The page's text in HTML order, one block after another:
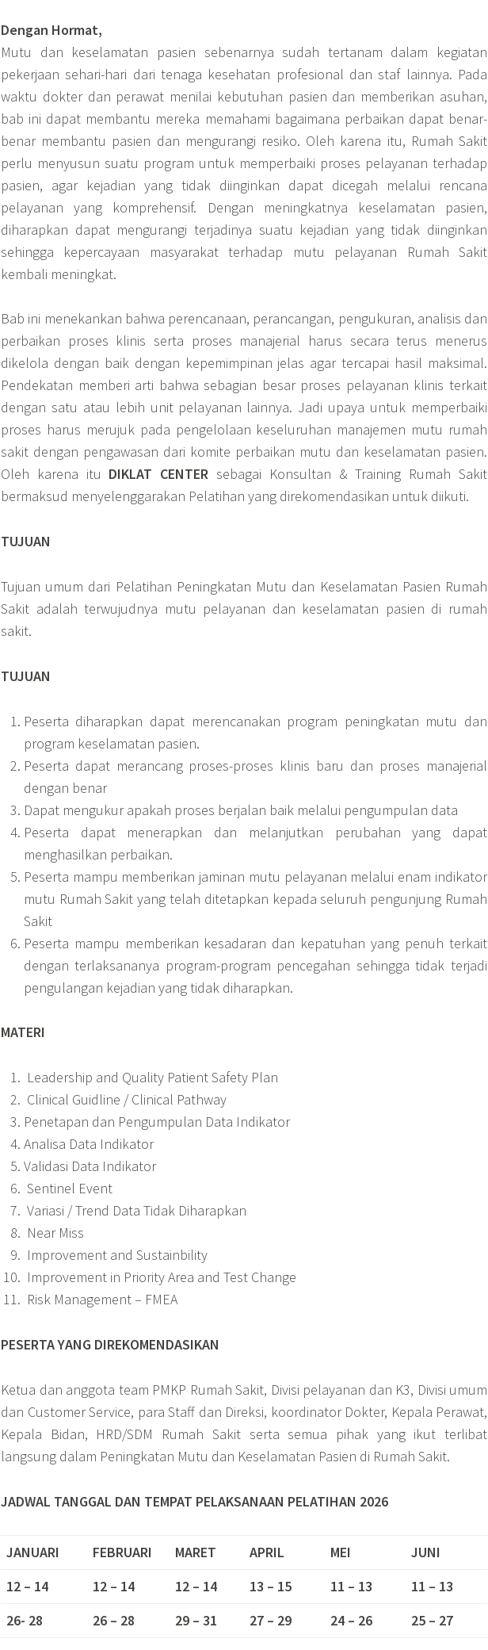
Dengan Hormat,
Mutu dan keselamatan pasien sebenarnya sudah tertanam dalam kegiatan
pekerjaan sehari-hari dari tenaga kesehatan profesional dan staf lainnya. Pada
waktu dokter dan perawat menilai kebutuhan pasien dan memberikan asuhan,
bab ini dapat membantu mereka memahami bagaimana perbaikan dapat benar-
benar membantu pasien dan mengurangi resiko. Oleh karena itu, Rumah Sakit
perlu menyusun suatu program untuk memperbaiki proses pelayanan terhadap
pasien, agar kejadian yang tidak diinginkan dapat dicegah melalui rencana
pelayanan yang komprehensif. Dengan meningkatnya keselamatan pasien,
diharapkan dapat mengurangi terjadinya suatu kejadian yang tidak diinginkan
sehingga kepercayaan masyarakat terhadap mutu pelayanan Rumah Sakit
kembali meningkat.
Bab ini menekankan bahwa perencanaan, perancangan, pengukuran, analisis dan
perbaikan proses klinis serta proses manajerial harus secara terus menerus
dikelola dengan baik dengan kepemimpinan jelas agar tercapai hasil maksimal.
Pendekatan memberi arti bahwa sebagian besar proses pelayanan klinis terkait
dengan satu atau lebih unit pelayanan lainnya. Jadi upaya untuk memperbaiki
proses harus merujuk pada pengelolaan keseluruhan manajemen mutu rumah
sakit dengan pengawasan dari komite perbaikan mutu dan keselamatan pasien.
Oleh karena itu DIKLAT CENTER sebagai Konsultan & Training Rumah Sakit
bermaksud menyelenggarakan Pelatihan yang direkomendasikan untuk diikuti.
TUJUAN
Tujuan umum dari Pelatihan Peningkatan Mutu dan Keselamatan Pasien Rumah
Sakit adalah terwujudnya mutu pelayanan dan keselamatan pasien di rumah
sakit.
TUJUAN
Peserta diharapkan dapat merencanakan program peningkatan mutu dan
program keselamatan pasien.
Peserta dapat merancang proses-proses klinis baru dan proses manajerial
dengan benar
Dapat mengukur apakah proses berjalan baik melalui pengumpulan data
Peserta dapat menerapkan dan melanjutkan perubahan yang dapat
menghasilkan perbaikan.
Peserta mampu memberikan jaminan mutu pelayanan melalui enam indikator
mutu Rumah Sakit yang telah ditetapkan kepada seluruh pengunjung Rumah
Sakit
Peserta mampu memberikan kesadaran dan kepatuhan yang penuh terkait
dengan terlaksananya program-program pencegahan sehingga tidak terjadi
pengulangan kejadian yang tidak diharapkan.
MATERI
Leadership and Quality Patient Safety Plan
Clinical Guidline / Clinical Pathway
Penetapan dan Pengumpulan Data Indikator
Analisa Data Indikator
Validasi Data Indikator
Sentinel Event
Variasi / Trend Data Tidak Diharapkan
Near Miss
Improvement and Sustainbility
Improvement in Priority Area and Test Change
Risk Management – FMEA
PESERTA YANG DIREKOMENDASIKAN
Ketua dan anggota team PMKP Rumah Sakit, Divisi pelayanan dan K3, Divisi umum
dan Customer Service, para Staff dan Direksi, koordinator Dokter, Kepala Perawat,
Kepala Bidan, HRD/SDM Rumah Sakit serta semua pihak yang ikut terlibat
langsung dalam Peningkatan Mutu dan Keselamatan Pasien di Rumah Sakit.
JADWAL TANGGAL DAN TEMPAT PELAKSANAAN PELATIHAN 2026
JANUARI FEBRUARI MARET APRIL MEI
JUNI
12 – 14
12 – 14 12 – 14 13 – 15 11 – 13
11 – 13
26- 28
26 – 28 29 – 31 27 – 29 24 – 26 25 – 27